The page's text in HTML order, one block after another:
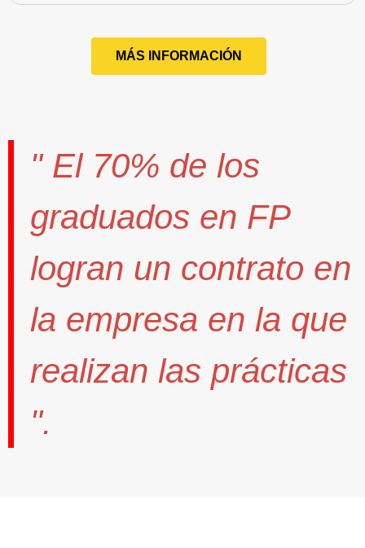
MÁS INFORMACIÓN
" El 70% de los
graduados en FP
logran un contrato en
la empresa en la que
realizan las prácticas
".